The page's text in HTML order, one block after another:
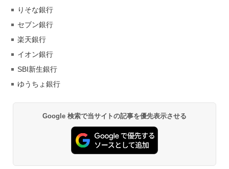
りそな銀行
セブン銀行
楽天銀行
イオン銀行
SBI新生銀行
ゆうちょ銀行
Google 検索で当サイトの記事を優先表示させる